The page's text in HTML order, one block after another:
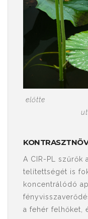
A CIR-PL szűrők
telítettségét is
koncentrálódó
a fehér felhőket,